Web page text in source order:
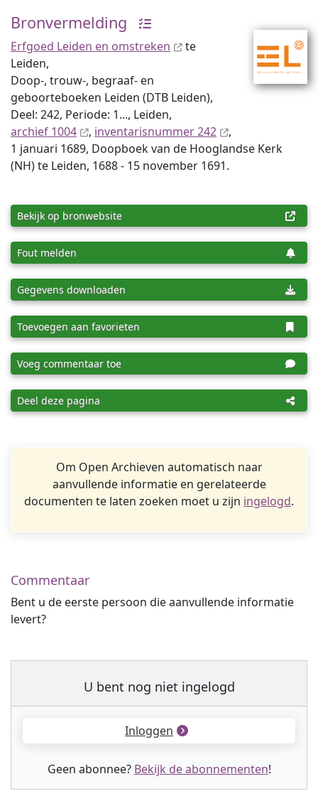
Bronvermelding
Erfgoed Leiden en omstreken
te
Leiden,
Doop-, trouw-, begraaf- en
geboorteboeken Leiden (DTB Leiden),
Deel: 242, Periode: 1..., Leiden,
archief 1004
, inventaris­num­mer 242
,
1 januari 1689, Doopboek van de Hooglandse Kerk
(NH) te Leiden, 1688 - 15 november 1691.
Bekijk op bronwebsite
Fout melden
Gegevens downloaden
Toevoegen aan favorieten
Voeg commentaar toe
Deel deze pagina
Om Open Archieven automatisch naar
aanvullende informatie en gerelateerde
documenten te laten zoeken moet u zijn ingelogd.
Commentaar
Bent u de eerste persoon die aanvullende informatie
levert?
U bent nog niet ingelogd
Inloggen
Geen abonnee? Bekijk de abonnementen!